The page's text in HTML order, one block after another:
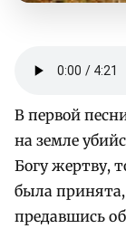
В первой
на земле
Богу жертву,
была
предавшись